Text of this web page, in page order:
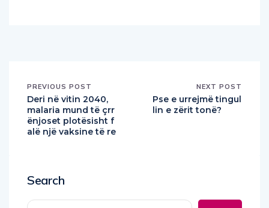
PREVIOUS POST
Deri në vitin 2040,
malaria mund të çrr
ënjoset plotësisht f
alë një vaksine të re
NEXT POST
Pse e urrejmë tingul
lin e zërit tonë?
Search